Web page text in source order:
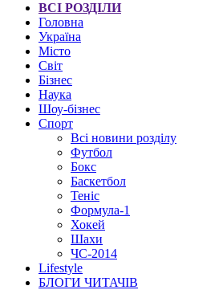
ВСІ РОЗДІЛИ
Головна
Україна
Місто
Світ
Бізнес
Наука
Шоу-бізнес
Спорт
Всі новини розділу
Футбол
Бокс
Баскетбол
Теніс
Формула-1
Хокей
Шахи
ЧС-2014
Lifestyle
БЛОГИ ЧИТАЧІВ